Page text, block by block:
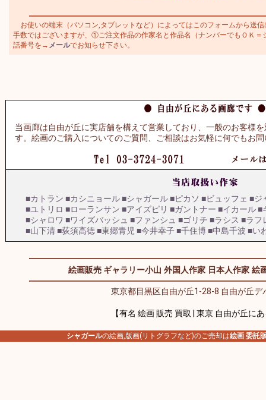
お使いの端末（パソコン,タブレットなど）によってはこのフォームから送
手数ではございますが、①ご注文作品の作家名と作品名（ナンバーでもＯＫ
話番号を→ メールでお知らせ下さい。
当画廊は自由が丘に実店舗を構えて営業しており、一般のお客様
す。絵画のご購入についてのご質問、ご相談はお気軽に何でもお
■カトラン ■カシニョール■シャガール■ピカソ ■ビュッフェ ■ジ
■ユトリロ ■ローランサン ■アイズピリ ■ガントナー ■イカール■
■シャロワ ■ワイズバッシュ ■ファンシュ ■ゴリチ ■ラシス ■ラフ
■山下清■荻須高徳■東郷青児 ■今井幸子■千住博■中島千波 ■い
絵画販売 ギャラリー小山 外国人作家 日本人作家 絵
東京都目黒区自由が丘1-28-8 自由が丘デ
【有名 絵画 販売 買取 | 東京 自由が丘に
シャガールの絵画,版画(リトグラフなど)のご売却は絵画 委託